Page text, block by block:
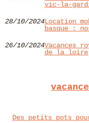
vic-la-
28/10/2024Location
basque :
26/10/2024Vacances
de la loire
Des petits pots